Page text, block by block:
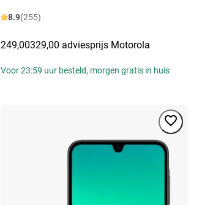
8.9(255)
249,00329,00 adviesprijs Motorola
Voor 23:59 uur besteld, morgen gratis in huis